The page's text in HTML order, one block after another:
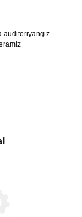
auditoriyangiz